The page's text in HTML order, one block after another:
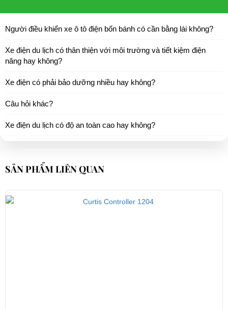
Người điều khiển xe ô tô điện bốn bánh có cần bằng lái không?
Xe điện du lịch có thân thiện với môi trường và tiết kiệm điện
năng hay không?
Xe điện có phải bảo dưỡng nhiều hay không?
Câu hỏi khác?
Xe điện du lịch có độ an toàn cao hay không?
SẢN PHẨM LIÊN QUAN